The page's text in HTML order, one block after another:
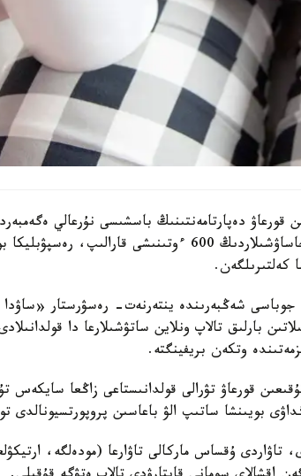
قورعاۋ دەپارتامەنتىنىڭ باسشىسى نۇرعالي
كەلتىرىلگەن.
جوباسى شەڭبەرىندە ينتەرنەت- رەسۋرستار «ساۋدا
بارلىق تالاپ ونلاين ساتۋشىلارعا دا
وتكەن بريفينگتە.
قورعاۋ تۋرالى قولدانىستاعى زاڭعا سايكەس
بويىنشا ساتىپ الۋ باعاسىن پروپورتسيونالدى
ۇقساس ماركالى تاۋارعا (مودەلگە،